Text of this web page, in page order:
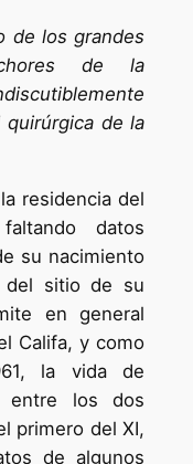
de los grandes
de la
quirúrgica de la
residencia del
datos
su nacimiento
sitio de su
en general
Califa, y como
la vida de
entre los dos
primero del XI,
de algunos